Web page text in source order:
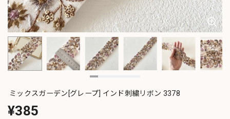
ミックスガーデン[グレープ] インド刺繍リボン 3378
¥385